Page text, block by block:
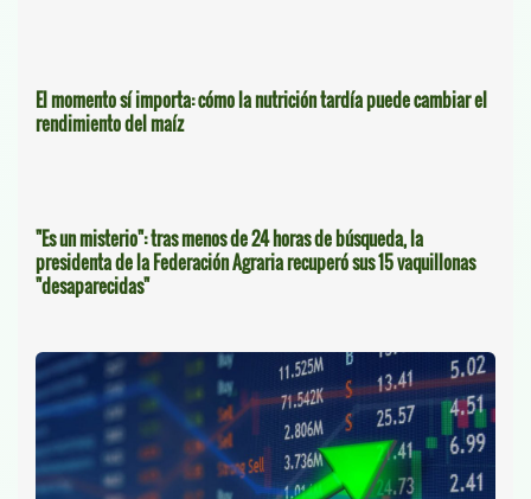
El momento sí importa: cómo la nutrición tardía puede cambiar el
rendimiento del maíz
"Es un misterio": tras menos de 24 horas de búsqueda, la
presidenta de la Federación Agraria recuperó sus 15 vaquillonas
"desaparecidas"